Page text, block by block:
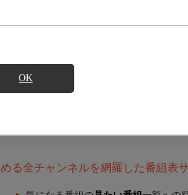
OK
る全チャンネルを網羅した番組表サ